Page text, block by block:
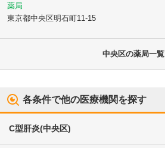
薬局
東京都中央区明石町11-15
中央区の薬局一覧
各条件で他の医療機関を探す
C型肝炎(中央区)